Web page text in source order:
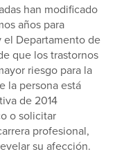
han modificado
años para
el Departamento de
que los trastornos
riesgo para la
la persona está
de 2014
o solicitar
profesional,
su afección.